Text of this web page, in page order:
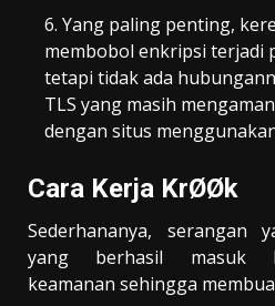
Yang paling penting,
membobol enkripsi terjadi
tetapi tidak ada
TLS yang masih
dengan situs
Cara Kerja KrØØk
Sederhananya, serangan
yang berhasil masuk
keamanan sehingga